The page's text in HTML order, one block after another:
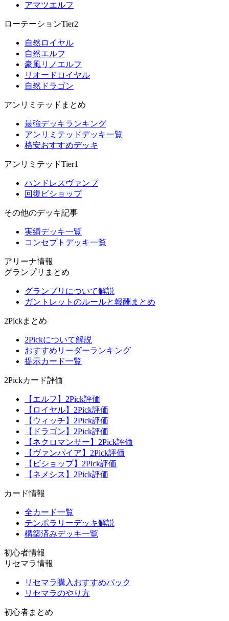
アマツエルフ
ローテーションTier2
自然ロイヤル
自然エルフ
豪風リノエルフ
リオードロイヤル
自然ドラゴン
アンリミテッドまとめ
最強デッキランキング
アンリミテッドデッキ一覧
格安おすすめデッキ
アンリミテッドTier1
ハンドレスヴァンプ
回復ビショップ
その他のデッキ記事
実績デッキ一覧
コンセプトデッキ一覧
アリーナ情報
グランプリまとめ
グランプリについて解説
ガントレットのルールと報酬まとめ
2Pickまとめ
2Pickについて解説
おすすめリーダーランキング
提示カード一覧
2Pickカード評価
【エルフ】2Pick評価
【ロイヤル】2Pick評価
【ウィッチ】2Pick評価
【ドラゴン】2Pick評価
【ネクロマンサー】2Pick評価
【ヴァンパイア】2Pick評価
【ビショップ】2Pick評価
【ネメシス】2Pick評価
カード情報
全カード一覧
テンポラリーデッキ解説
構築済みデッキ一覧
初心者情報
リセマラ情報
リセマラ購入おすすめパック
リセマラのやり方
初心者まとめ